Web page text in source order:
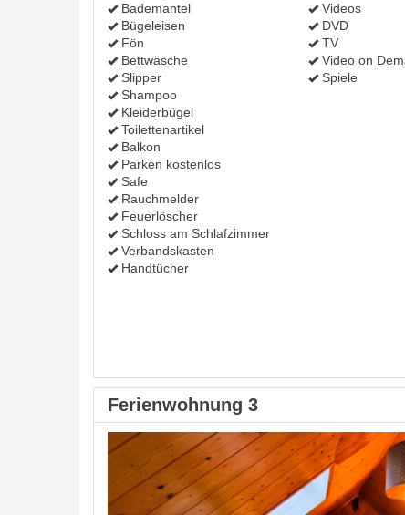
Bademantel
Bügeleisen
Fön
Bettwäsche
Slipper
Shampoo
Kleiderbügel
Toilettenartikel
Balkon
Parken kostenlos
Safe
Rauchmelder
Feuerlöscher
Schloss am Schlafzimmer
Verbandskasten
Handtücher
Videos
DVD
TV
Video on
Spiele
Ferienwohnung 3
Previous